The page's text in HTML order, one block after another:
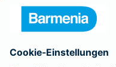
Barmenia ist